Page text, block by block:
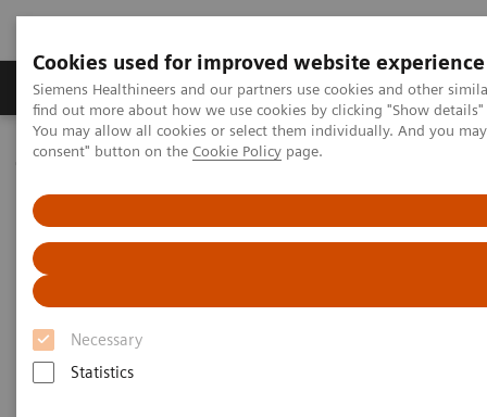
Cookies used for improved website experience
Siemens Healthineers and our partners use cookies and other
find out more about how we use cookies by clicking "Show
You may allow all cookies or select them individually. And you
consent" button on the Cookie Policy page.
Necessary
Statistics
Продукція та сервіси Клінічні галузі
Домашня
Медична візуалізація
NAEOTOM Alpha
PCCT scientific evidence
Virtual non-contrast reconstructions of photon-counting detector
CT angiography datasets as substitutes for true non-contrast
acquisitions in patients after EVAR –Performance of a novel
calcium-preserving reconstruction algorithm
Virtual non-contrast